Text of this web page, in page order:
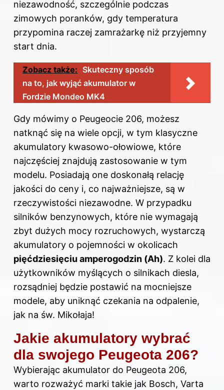
niezawodność, szczególnie podczas
zimowych poranków, gdy temperatura
przypomina raczej zamrażarkę niż przyjemny
start dnia.
Zobacz także: Skuteczny sposób
na to, jak wyjąć akumulator w
Fordzie Mondeo MK4
Gdy mówimy o Peugeocie 206, możesz
natknąć się na wiele opcji, w tym klasyczne
akumulatory kwasowo-ołowiowe, które
najczęściej znajdują zastosowanie w tym
modelu. Posiadają one doskonałą relację
jakości do ceny i, co najważniejsze, są w
rzeczywistości niezawodne. W przypadku
silników benzynowych, które nie wymagają
zbyt dużych mocy rozruchowych, wystarczą
akumulatory o pojemności w okolicach
pięćdziesięciu amperogodzin (Ah). Z kolei dla
użytkowników myślących o silnikach diesla,
rozsądniej będzie postawić na mocniejsze
modele, aby uniknąć czekania na odpalenie,
jak na św. Mikołaja!
Jakie akumulatory wybrać
dla swojego Peugeota 206?
Wybierając akumulator do Peugeota 206,
warto rozważyć marki takie jak Bosch, Varta